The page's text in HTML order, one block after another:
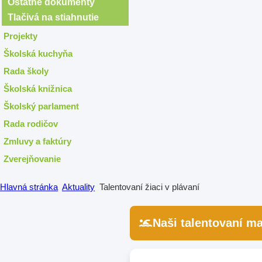
Ostatné dokumenty
Tlačivá na stiahnutie
Projekty
Školská kuchyňa
Rada školy
Školská knižnica
Školský parlament
Rada rodičov
Zmluvy a faktúry
Zverejňovanie
Hlavná stránka Aktuality Talentovaní žiaci v plávaní
Naši talentovaní